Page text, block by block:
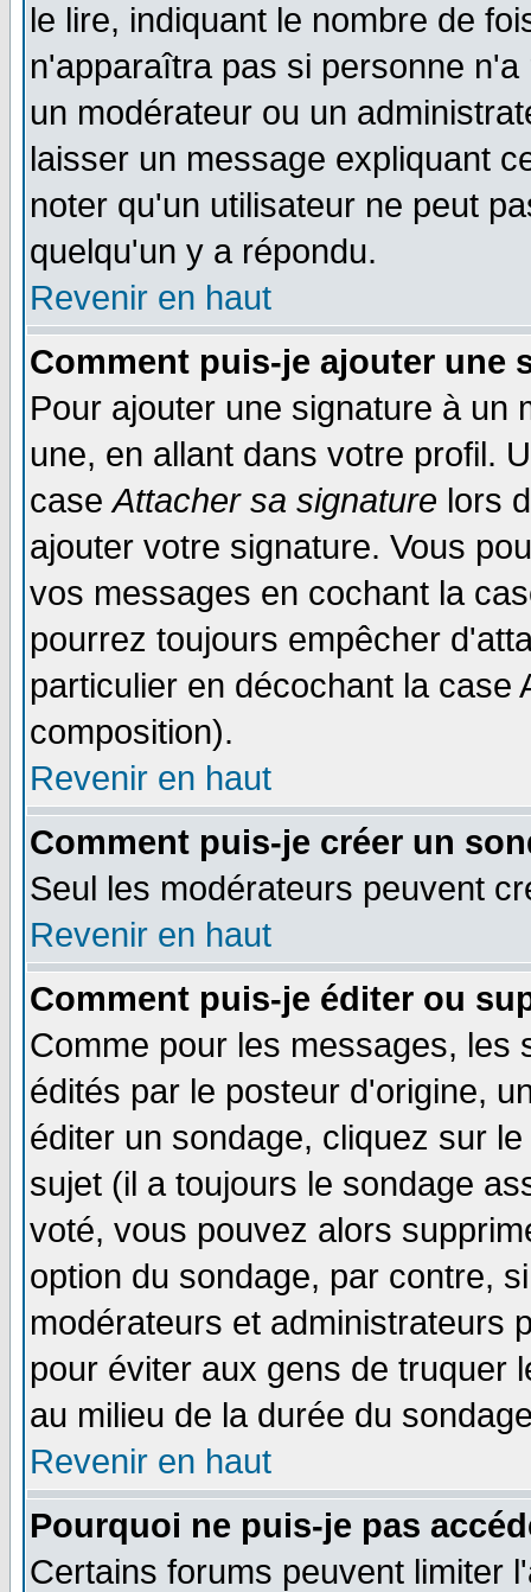
le lire, indiquant le nombre de
n'apparaîtra pas si personne
un modérateur ou un
laisser un message expliquant
noter qu'un utilisateur ne peut
quelqu'un y a répondu.
Revenir en haut
Comment puis-je ajouter une
Pour ajouter une signature à un
une, en allant dans votre profil.
caseAttacher sa signature lors
ajouter votre signature. Vous
vos messages en cochant la
pourrez toujours empêcher
particulier en décochant la
composition).
Revenir en haut
Comment puis-je créer un
Seul les modérateurs peuvent
Revenir en haut
Comment puis-je éditer ou
Comme pour les messages, les
édités par le posteur d'origine,
éditer un sondage, cliquez sur
sujet (il a toujours le sondage
voté, vous pouvez alors
option du sondage, par contre,
modérateurs et administrateurs
pour éviter aux gens de truquer
au milieu de la durée du
Revenir en haut
Pourquoi ne puis-je pas
Certains forums peuvent limiter